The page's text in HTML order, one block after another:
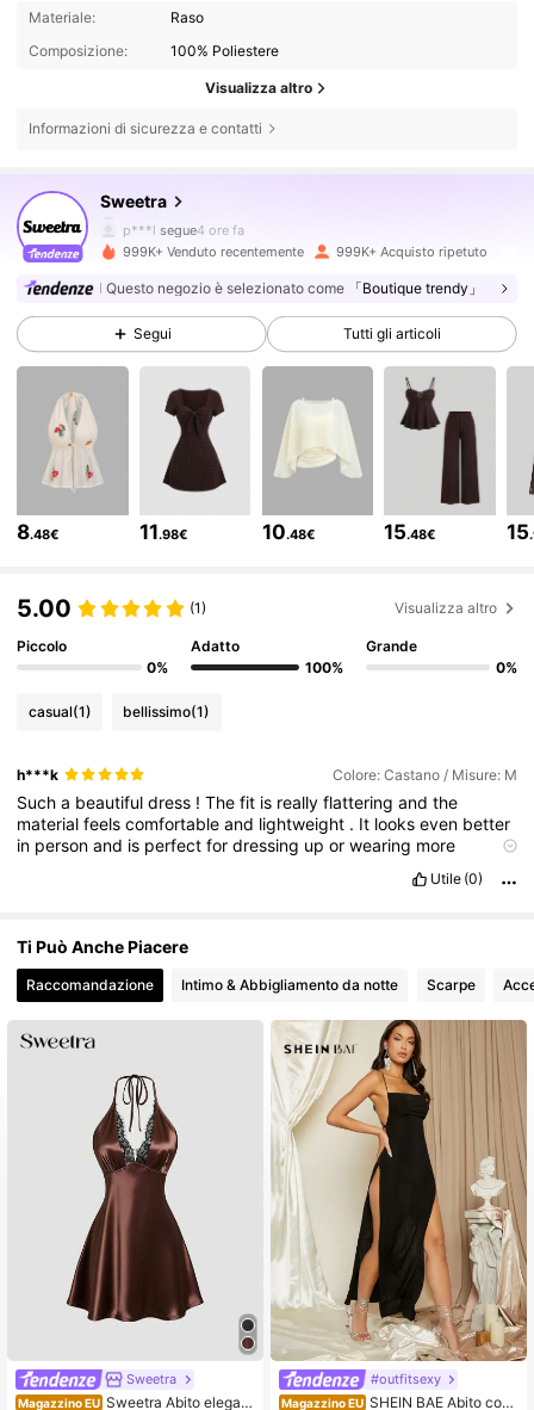
Materiale:
Raso
Composizione:
100% Poliestere
Visualizza altro
Informazioni di sicurezza e contatti
Sweetra
p***l segue4 ore fa
1.5M Follower
1.5M Follower
4.77 1.5M Follower
4.77 1.5M Follower
4.77 1.5M Follower
999K+ Venduto recentemente 999K+ Acquisto ripetuto
Questo negozio è selezionato come 「Boutique trendy」
Segui Tutti gli articoli
8.48€ 11.98€ 10.48€ 15.48€ 15
5.00 (1) Visualizza altro
Piccolo
0%
Adatto
100%
Grande
0%
casual(1) bellissimo(1)
h***k Colore: Castano / Misure: M
Sucha beautifuldress !Thefit is reallyflatteringandthe
materialfeelscomfortableand lightweight . It lookseven better
in personand is perfectfordressing uporwearing more
Utile (0)
Ti Può Anche Piacere
Raccomandazione Intimo & Abbigliamento da notte Scarpe
Sweetra
Magazzino EU Sweetra Abito elegant
#outfitsexy
Magazzino EU SHEIN BAE Abito con